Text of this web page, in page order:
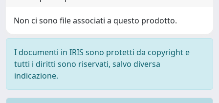
Non ci sono file associati a questo prodotto.
I documenti in IRIS sono protetti da copyright e
tutti i diritti sono riservati, salvo diversa
indicazione.